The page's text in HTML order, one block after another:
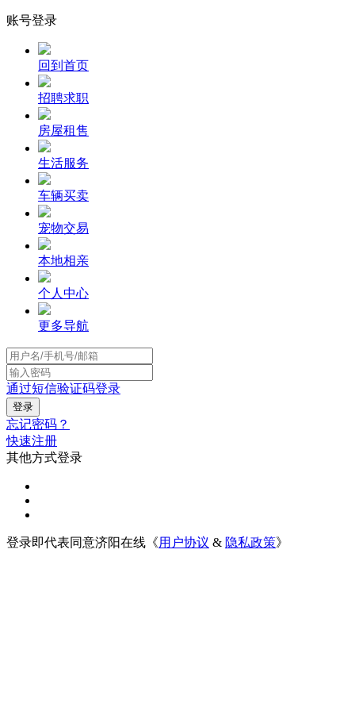
账号登录
回到首页
招聘求职
房屋租售
生活服务
车辆买卖
宠物交易
本地相亲
个人中心
更多导航
通过短信验证码登录
忘记密码？
快速注册
其他方式登录
登录即代表同意济阳在线《用户协议 & 隐私政策》